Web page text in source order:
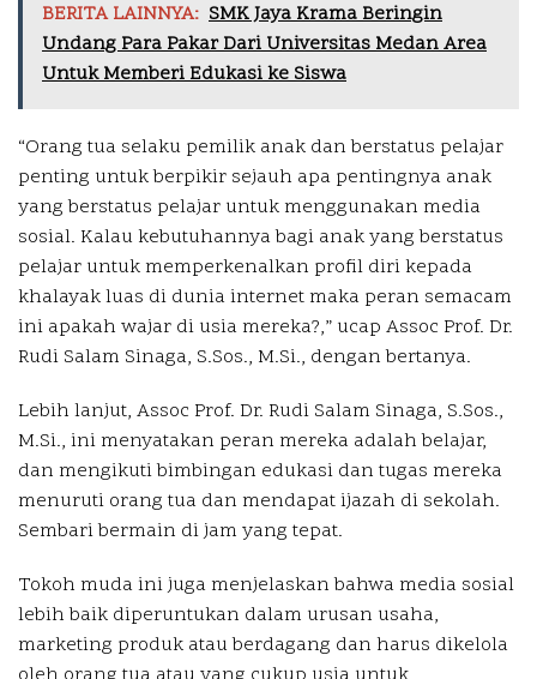
BERITA LAINNYA: SMK Jaya Krama Beringin
Undang Para Pakar Dari Universitas Medan Area
Untuk Memberi Edukasi ke Siswa
“Orang tua selaku pemilik anak dan berstatus pelajar
penting untuk berpikir sejauh apa pentingnya anak
yang berstatus pelajar untuk menggunakan media
sosial. Kalau kebutuhannya bagi anak yang berstatus
pelajar untuk memperkenalkan profil diri kepada
khalayak luas di dunia internet maka peran semacam
ini apakah wajar di usia mereka?,” ucap Assoc Prof. Dr.
Rudi Salam Sinaga, S.Sos., M.Si., dengan bertanya.
Lebih lanjut, Assoc Prof. Dr. Rudi Salam Sinaga, S.Sos.,
M.Si., ini menyatakan peran mereka adalah belajar,
dan mengikuti bimbingan edukasi dan tugas mereka
menuruti orang tua dan mendapat ijazah di sekolah.
Sembari bermain di jam yang tepat.
Tokoh muda ini juga menjelaskan bahwa media sosial
lebih baik diperuntukan dalam urusan usaha,
marketing produk atau berdagang dan harus dikelola